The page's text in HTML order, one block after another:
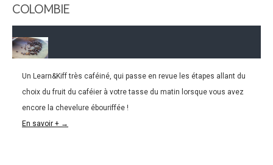
COLOMBIE
09.03.2016
Un Learn&Kiff très caféiné, qui passe en revue les étapes allant du
choix du fruit du caféier à votre tasse du matin lorsque vous avez
encore la chevelure ébouriffée !
En savoir + →